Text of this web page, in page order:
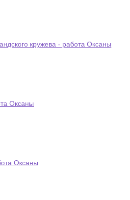
кружева - работа Оксаны
Оксаны
Оксаны